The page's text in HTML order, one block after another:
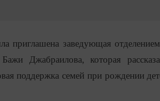
приглашена заведующая
Джабраилова, которая
поддержка семей при рождении